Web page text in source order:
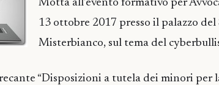
Motta all’evento formativo per
13 ottobre 2017 presso il palazzo
Misterbianco, sul tema del
“Disposizioni a tutela dei minori per